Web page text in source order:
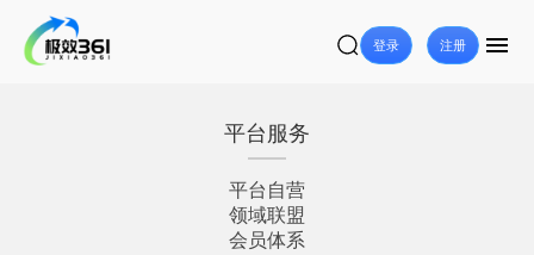
登录 注册
平台服务
平台自营
领域联盟
会员体系